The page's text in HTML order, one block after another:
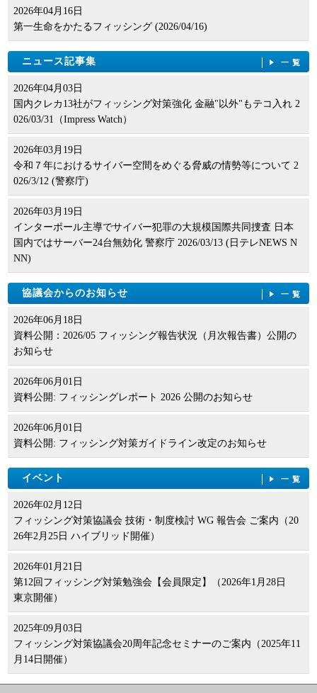
2026年04月16日
第一生命をかたるフィッシング (2026/04/16)
ニュース記事集 一覧
2026年04月03日
国内クレカ13社がフィッシング対策強化 金融"以外"もテコ入れ 2
026/03/31（Impress Watch）
2026年03月19日
令和７年におけるサイバー空間をめぐる脅威の情勢等について 2
026/3/12 (警察庁)
2026年03月19日
インターポール主導でサイバー犯罪の大規模国際共同捜査 日本
国内ではサーバー24台無効化 警察庁 2026/03/13 (日テレNEWS N
NN)
協議会からのお知らせ 一覧
2026年06月18日
資料公開：2026/05 フィッシング報告状況（月次報告書）公開の
お知らせ
2026年06月01日
資料公開: フィッシングレポート 2026 公開のお知らせ
2026年06月01日
資料公開: フィッシング対策ガイドライン改定のお知らせ
イベント 一覧
2026年02月12日
フィッシング対策協議会 技術・制度検討 WG 報告会 ご案内（20
26年2月25日 ハイブリッド開催）
2026年01月21日
第12回フィッシング対策勉強会【会員限定】（2026年1月28日
東京開催）
2025年09月03日
フィッシング対策協議会20周年記念セミナーのご案内（2025年11
月14日開催）